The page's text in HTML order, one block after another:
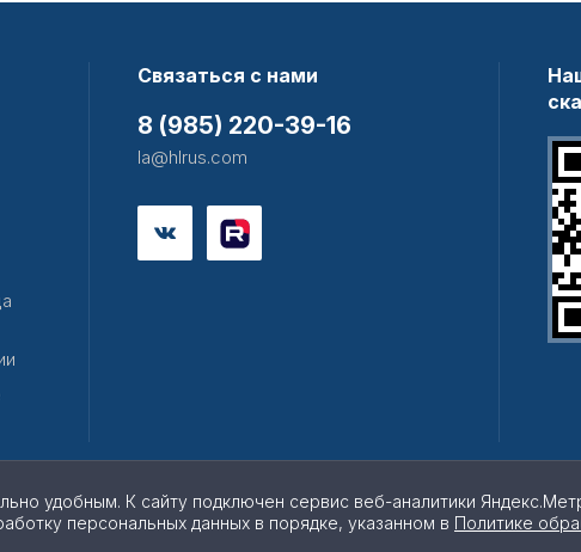
Связаться с нами
8 (985) 220-39-16
la@hlrus.com
удобным. К cайту подключен сервис веб-аналитики
персональных данных в порядке, указанном в Политике